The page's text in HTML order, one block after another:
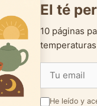
El té
10 páginas
He leído y